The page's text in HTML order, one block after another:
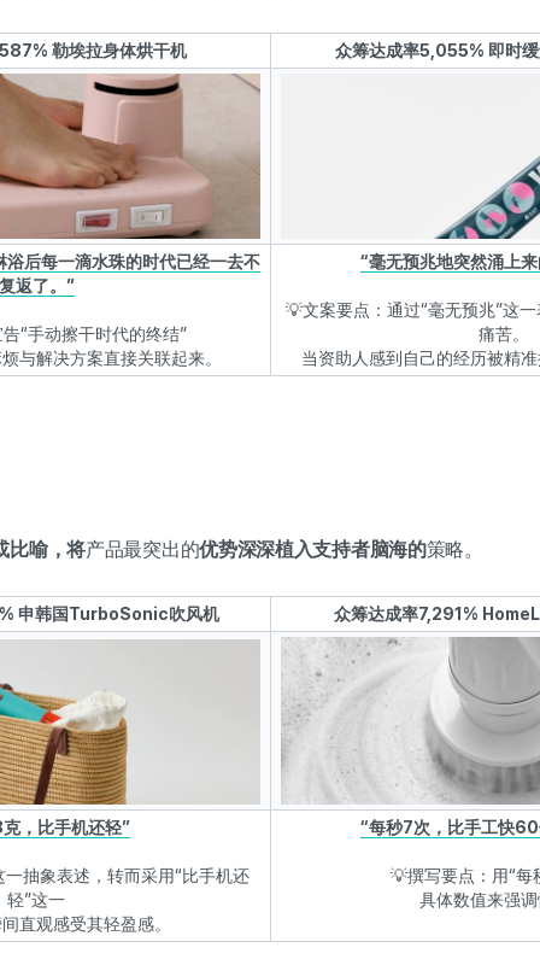
勒埃拉身体烘干机 众筹达成率5,055% 即时
后每一滴水珠的时代已经一去不
返了。”
“手动擦干时代的终结”
与解决方案直接关联起来。
“毫无预兆地突然涌上
💡文案要点：通过“毫无预兆”这
痛苦。
当资助人感到自己的经历被精
比喻，将产品最突出的优势深深植入支持者脑海的策略。
申韩国TurboSonic吹风机 众筹达成率7,291%
，比手机还轻”
一抽象表述，转而采用“比手机还
轻”这一
直观感受其轻盈感。
“每秒7次，比手工快
💡撰写要点：用“每
具体数值来强